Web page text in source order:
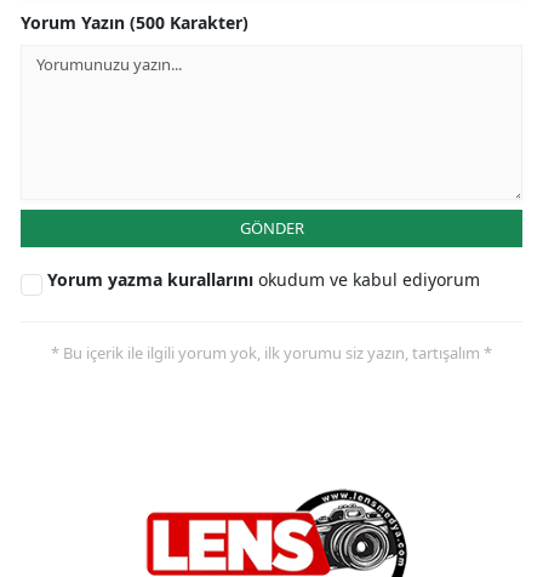
Yorum Yazın (500 Karakter)
GÖNDER
Yorum yazma kurallarını okudum ve kabul ediyorum
* Bu içerik ile ilgili yorum yok, ilk yorumu siz yazın, tartışalım *